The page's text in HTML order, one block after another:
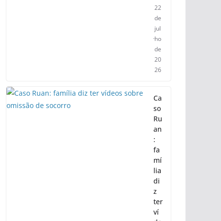
22
de
jul
ho
de
20
26
Ca
so
Ru
an
:
fa
mí
lia
di
z
ter
ví